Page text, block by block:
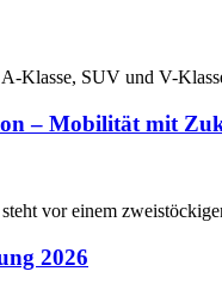
– Mobilität mit
2026